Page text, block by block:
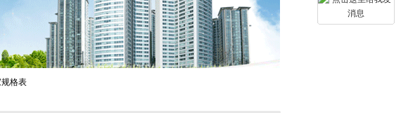
格表